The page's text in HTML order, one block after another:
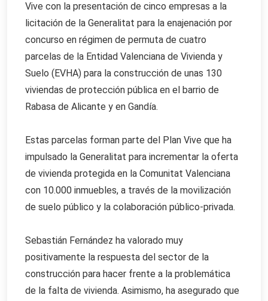
Vive con la presentación de cinco empresas a la
licitación de la Generalitat para la enajenación por
concurso en régimen de permuta de cuatro
parcelas de la Entidad Valenciana de Vivienda y
Suelo (EVHA) para la construcción de unas 130
viviendas de protección pública en el barrio de
Rabasa de Alicante y en Gandía.
Estas parcelas forman parte del Plan Vive que ha
impulsado la Generalitat para incrementar la oferta
de vivienda protegida en la Comunitat Valenciana
con 10.000 inmuebles, a través de la movilización
de suelo público y la colaboración público-privada.
Sebastián Fernández ha valorado muy
positivamente la respuesta del sector de la
construcción para hacer frente a la problemática
de la falta de vivienda. Asimismo, ha asegurado que